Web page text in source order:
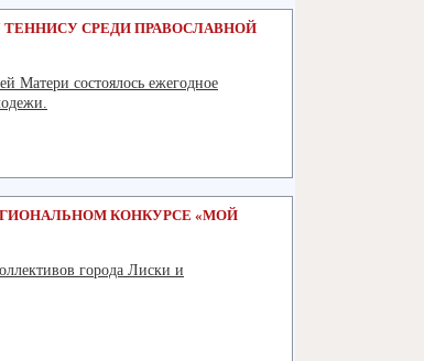
СРЕДИ ПРАВОСЛАВНОЙ
Матери состоялось ежегодное
КОНКУРСЕ «МОЙ
города Лиски и